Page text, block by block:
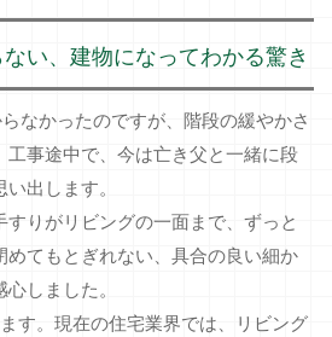
い、建物になってわかる驚き
なかったのですが、階段の緩やかさ
工事途中で、今は亡き父と一緒に段
出します。
りがリビングの一面まで、ずっと
てもとぎれない、具合の良い細か
しました。
す。現在の住宅業界では、リビング